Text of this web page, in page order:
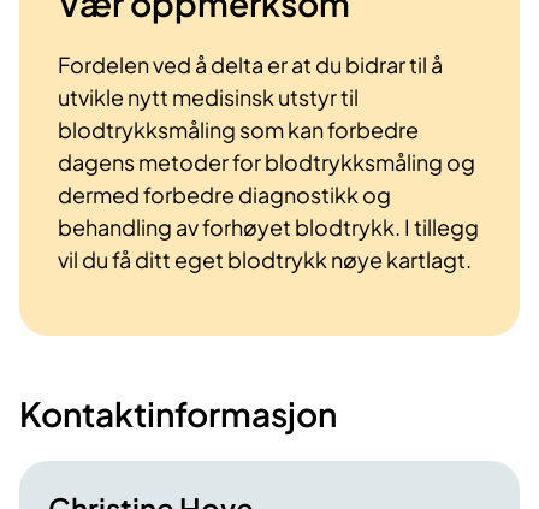
Fordelen ved å delta er at du bidrar til å
utvikle nytt medisinsk utstyr til
blodtrykksmåling som kan forbedre
dagens metoder for blodtrykksmåling og
dermed forbedre diagnostikk og
behandling av forhøyet blodtrykk. I tillegg
vil du få ditt eget blodtrykk nøye kartlagt.
Kontaktinformasjon